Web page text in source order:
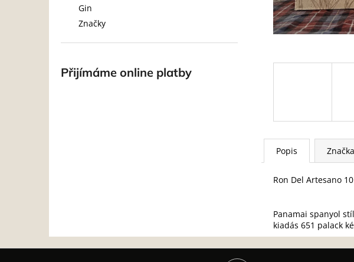
Gin
Značky
Přijímáme online platby
Popis Značka
Ron Del Artesano
Panamai spanyol
kiadás 651 palack